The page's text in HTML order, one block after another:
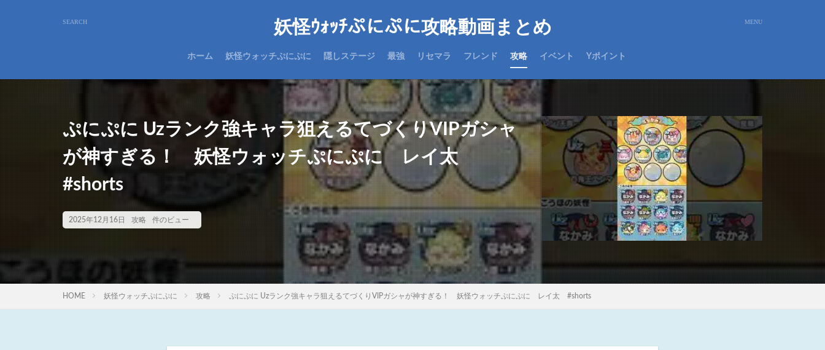
妖怪ｳｫｯﾁぷにぷに攻略動画まとめ
ホーム 妖怪ウォッチぷにぷに 隠しステージ 最強 リセマラ フレンド 攻略 イベント Yポイント
ぷにぷに Uzランク強キャラ狙えるてづくりVIPガシャ
が神すぎる！ 妖怪ウォッチぷにぷに レイ太
#shorts
2025年12月16日 攻略 件のビュー
HOME 妖怪ウォッチぷにぷに 攻略 ぷにぷに Uzランク強キャラ狙えるてづくりVIPガシャが神すぎる！ 妖怪ウォッチぷにぷに レイ太 #shorts